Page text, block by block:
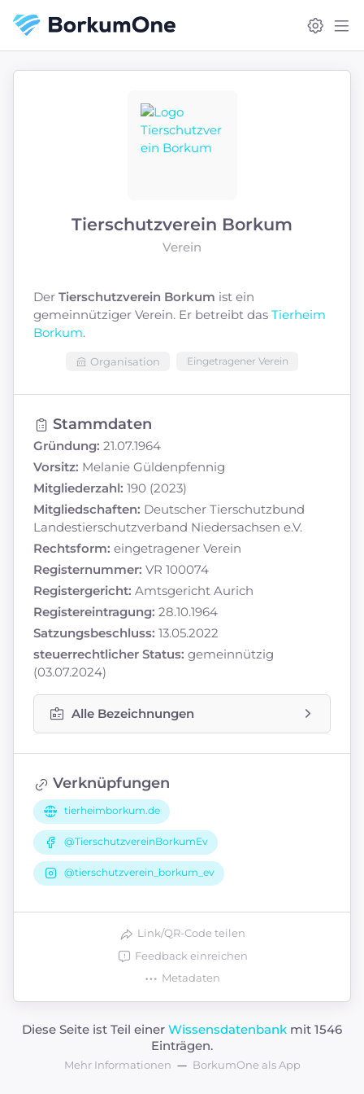
Tierschutzverein Borkum
Verein
Der Tierschutzverein Borkum ist ein
gemeinnütziger Verein. Er betreibt das Tierheim
Borkum.
Organisation Eingetragener Verein
Stammdaten
Gründung: 21.07.1964
Vorsitz: Melanie Güldenpfennig
Mitgliederzahl: 190 (2023)
Mitgliedschaften: Deutscher Tierschutzbund
Landestierschutzverband Niedersachsen e.V.
Rechtsform: eingetragener Verein
Registernummer: VR 100074
Registergericht: Amtsgericht Aurich
Registereintragung: 28.10.1964
Satzungsbeschluss: 13.05.2022
steuerrechtlicher Status: gemeinnützig
(03.07.2024)
Alle Bezeichnungen
Verknüpfungen
tierheimborkum.de
@TierschutzvereinBorkumEv
@tierschutzverein_borkum_ev
Link/QR-Code teilen
Feedback einreichen
Metadaten
Diese Seite ist Teil einer Wissensdatenbank mit 1546
Einträgen.
Mehr Informationen BorkumOne als App